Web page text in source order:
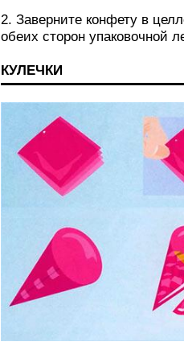
2. Заверните конфету в
обеих сторон упаковочной
КУЛЕЧКИ